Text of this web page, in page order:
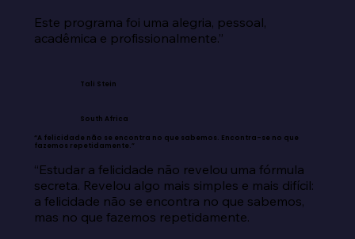
Este programa foi uma alegria, pessoal,
acadêmica e profissionalmente.”
Tali Stein
South Africa
“A felicidade não se encontra no que sabemos. Encontra-se no que
fazemos repetidamente.”
“Estudar a felicidade não revelou uma fórmula
secreta. Revelou algo mais simples e mais difícil:
a felicidade não se encontra no que sabemos,
mas no que fazemos repetidamente.